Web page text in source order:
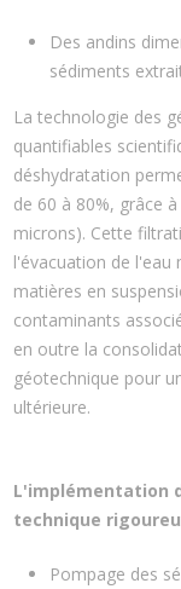
Des andins
sédiments
La technologie des
quantifiables
déshydratation
de 60 à 80%, grâce
microns). Cette
l'évacuation de l'eau
matières en
contaminants
en outre la
géotechnique pour
ultérieure.
L'implémentation
technique
Pompage des